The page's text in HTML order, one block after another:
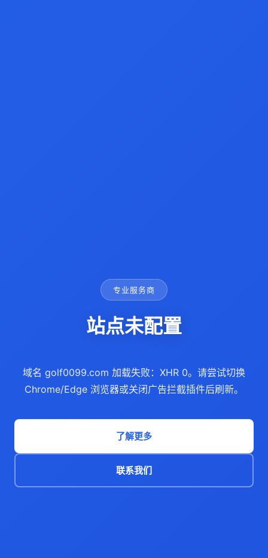
专业服务商
站点未配置
域名 golf0099.com 加载失败：XHR 0。请尝试切换
Chrome/Edge 浏览器或关闭广告拦截插件后刷新。
了解更多
联系我们